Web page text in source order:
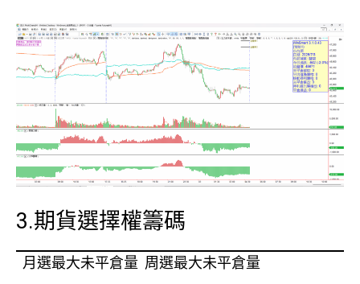
3.期貨選擇權籌碼
月選最大未平倉量 周選最大未平倉量